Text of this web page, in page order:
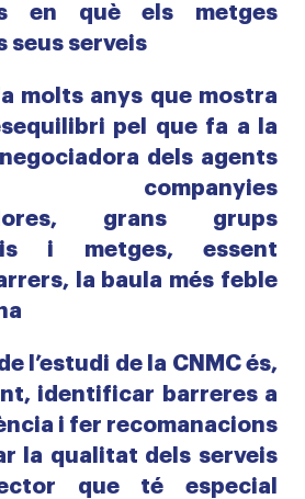
en què els metges
seus serveis
molts anys que mostra
pel que fa a la
dels agents
companyies
grans grups
i metges, essent
la baula més feble
l’estudi de la CNMC és,
identificar barreres a
i fer recomanacions
la qualitat dels serveis
que té especial